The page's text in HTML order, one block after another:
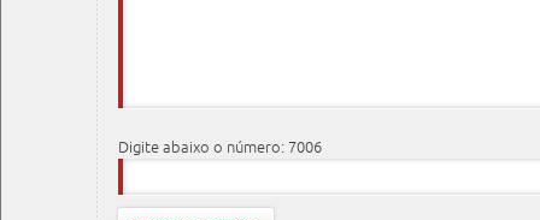
Digite abaixo o número: 7006